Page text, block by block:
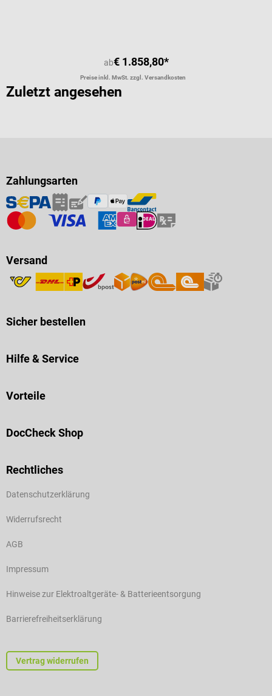
ab€ 1.858,80*
Preise inkl. MwSt. zzgl. Versandkosten
Zuletzt angesehen
Zahlungsarten
Versand
Sicher bestellen
Hilfe & Service
Vorteile
DocCheck Shop
Rechtliches
Datenschutzerklärung
Widerrufsrecht
AGB
Impressum
Hinweise zur Elektroaltgeräte- & Batterieentsorgung
Barrierefreiheitserklärung
Vertrag widerrufen